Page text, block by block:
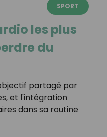
SPORT
les plus
du
partagé par
et l'intégration
dans sa routine